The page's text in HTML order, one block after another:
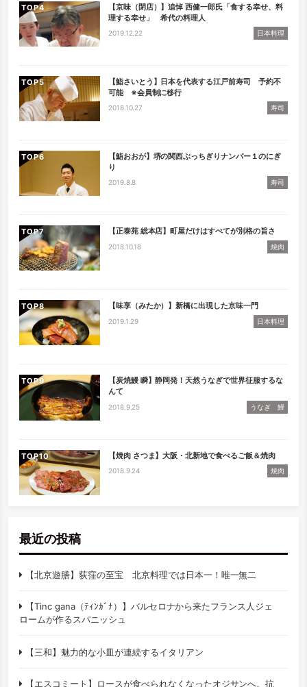
TOP
【京味（閉店）】追悼 西健一郎氏「食する幸せ、料
理する幸せ」 希代の料理人
2019.12.22 日本料理
TOP
【鮨さいとう】日本を代表する江戸前寿司 予約不
可能 ※会員制に移行
2018.10.27 寿司
TOP
【鮨おおが】堺の関西ぶっちぎりナンバー１のにぎ
り
2019.8.8 寿司
TOP 【正泰苑 総本店】町屋だけはすべてが別格の旨さ
2018.10.18 焼肉
TOP 【味享（みたか）】新橋に出現した京味一門
2019.1.29 日本料理
TOP
【炭焼鰻 瞬】静岡発！天然うなぎで世界征服するな
んて
2018.9.25 うなぎ 鰻
TOP 【焼肉 さつま】大阪・北新地で食べるご飯＆焼肉
2018.9.24 焼肉
最近の投稿
【北京遊膳】荻窪の至宝 北京料理では日本一！唯一無二
【Tinc gana（ﾃｨﾝｶﾞﾅ）】バルセロナから来たフランス人ジェ
ロームが作るスパニッシュ
【三和】魅力的な小皿が連続するイタリアン
【エスコミート】ロースが食べられなくなったオジサンへ。抗